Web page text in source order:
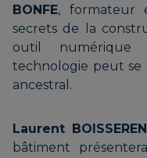
BOIS
RIBUOT
Bastien et
BONFE, formateur
secrets de la
outil numérique
technologie peut se
ancestral.
Laurent
bâtiment